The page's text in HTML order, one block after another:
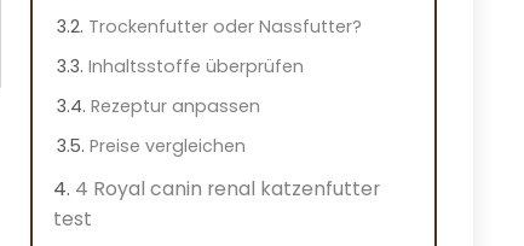
Trockenfutter oder Nassfutter?
Inhaltsstoffe überprüfen
Rezeptur anpassen
Preise vergleichen
4 Royal canin renal katzenfutter
test